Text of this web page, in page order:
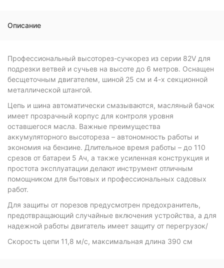
Описание
Профессиональный высоторез-сучкорез из серии 82V для
подрезки ветвей и сучьев на высоте до 6 метров. Оснащен
бесщеточным двигателем, шиной 25 см и 4-х секционной
металлической штангой.
Цепь и шина автоматически смазываются, масляный бачок
имеет прозрачный корпус для контроля уровня
оставшегося масла. Важные преимущества
аккумуляторного высотореза – автономность работы и
экономия на бензине. Длительное время работы – до 110
срезов от батареи 5 Ач, а также усиленная конструкция и
простота эксплуатации делают инструмент отличным
помощником для бытовых и профессиональных садовых
работ.
Для защиты от порезов предусмотрен предохранитель,
предотвращающий случайные включения устройства, а для
надежной работы двигатель имеет защиту от перегрузок/
Cкорость цепи 11,8 м/с, максимальная длина 390 см